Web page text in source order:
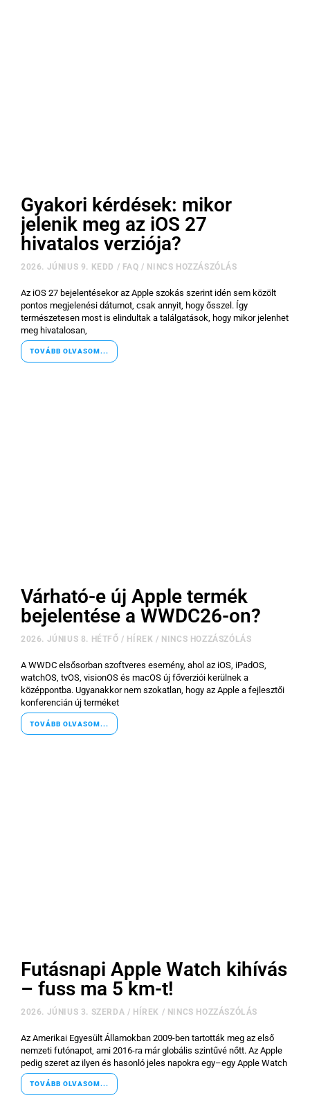
Gyakori kérdések: mikor
jelenik meg az iOS 27
hivatalos verziója?
2026. JÚNIUS 9. KEDD / FAQ / NINCS HOZZÁSZÓLÁS
Az iOS 27 bejelentésekor az Apple szokás szerint idén sem közölt
pontos megjelenési dátumot, csak annyit, hogy ősszel. Így
természetesen most is elindultak a találgatások, hogy mikor jelenhet
meg hivatalosan,
TOVÁBB OLVASOM...
Várható-e új Apple termék
bejelentése a WWDC26-on?
2026. JÚNIUS 8. HÉTFŐ / HÍREK / NINCS HOZZÁSZÓLÁS
A WWDC elsősorban szoftveres esemény, ahol az iOS, iPadOS,
watchOS, tvOS, visionOS és macOS új főverziói kerülnek a
középpontba. Ugyanakkor nem szokatlan, hogy az Apple a fejlesztői
konferencián új terméket
TOVÁBB OLVASOM...
Futásnapi Apple Watch kihívás
– fuss ma 5 km-t!
2026. JÚNIUS 3. SZERDA / HÍREK / NINCS HOZZÁSZÓLÁS
Az Amerikai Egyesült Államokban 2009-ben tartották meg az első
nemzeti futónapot, ami 2016-ra már globális szintűvé nőtt. Az Apple
pedig szeret az ilyen és hasonló jeles napokra egy–egy Apple Watch
TOVÁBB OLVASOM...